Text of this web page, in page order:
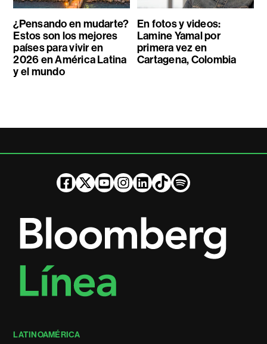
¿Pensando en mudarte?
Estos son los mejores
países para vivir en
2026 en América Latina
y el mundo
En fotos y videos:
Lamine Yamal por
primera vez en
Cartagena, Colombia
LATINOAMÉRICA